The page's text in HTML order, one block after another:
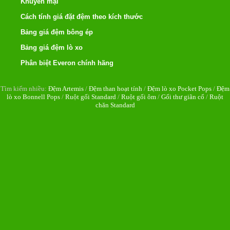
Cách tính giá đặt đệm theo kích thước
Bảng giá đệm bông ép
Bảng giá đệm lò xo
Phân biệt Everon chính hãng
Tìm kiếm nhiều: Đệm Artemis / Đệm than hoạt tính / Đệm lò xo Pocket Pops / Đệm
lò xo Bonnell Pops / Ruột gối Standard / Ruột gối ôm / Gối thư giãn cổ / Ruột
chăn Standard